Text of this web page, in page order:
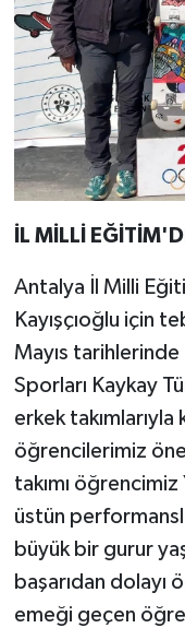
İL MİLLİ
Antalya İl Milli
Kayışçıoğlu için
Mayıs tarihlerinde
Sporları Kaykay
erkek
öğrencilerimiz
takımı
üstün
büyük bir gurur
başarıdan
emeği geçen